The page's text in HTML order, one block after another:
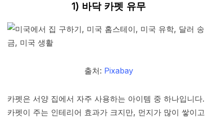
1) 바닥 카펫 유무
출처: Pixabay
카펫은 서양 집에서 자주 사용하는 아이템 중 하나입니다.
카펫이 주는 인테리어 효과가 크지만, 먼지가 많이 쌓이고